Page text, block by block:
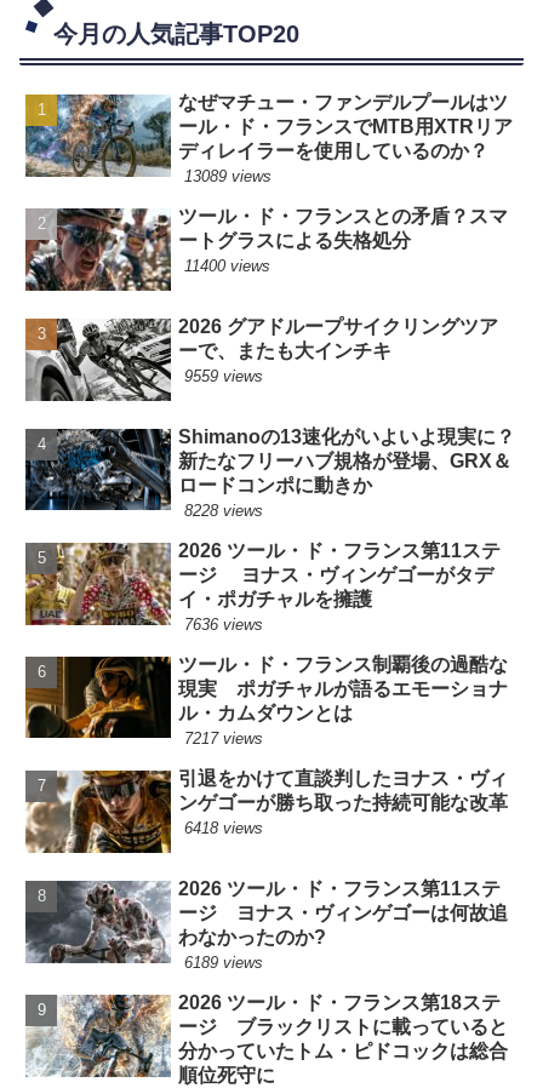
今月の人気記事TOP20
なぜマチュー・ファンデルプールはツ
ール・ド・フランスでMTB用XTRリア
ディレイラーを使用しているのか？
13089 views
ツール・ド・フランスとの矛盾？スマ
ートグラスによる失格処分
11400 views
2026 グアドループサイクリングツア
ーで、またも大インチキ
9559 views
Shimanoの13速化がいよいよ現実に？
新たなフリーハブ規格が登場、GRX＆
ロードコンポに動きか
8228 views
2026 ツール・ド・フランス第11ステ
ージ ヨナス・ヴィンゲゴーがタデ
イ・ポガチャルを擁護
7636 views
ツール・ド・フランス制覇後の過酷な
現実 ポガチャルが語るエモーショナ
ル・カムダウンとは
7217 views
引退をかけて直談判したヨナス・ヴィ
ンゲゴーが勝ち取った持続可能な改革
6418 views
2026 ツール・ド・フランス第11ステ
ージ ヨナス・ヴィンゲゴーは何故追
わなかったのか?
6189 views
2026 ツール・ド・フランス第18ステ
ージ ブラックリストに載っていると
分かっていたトム・ピドコックは総合
順位死守に